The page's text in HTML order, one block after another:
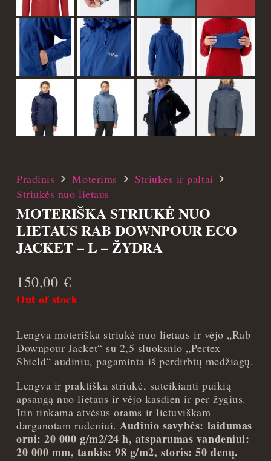
Pradinis Moterims
Striukės ir paltai
Striukės nuo lietaus
MOTERIŠKA STRIUKĖ NUO
LIETAUS RAB DOWNPOUR ECO
JACKET – L – ŽYDRA
150,00 €
Out of stock
Lengva moteriška striukė nuo lietaus ir vėjo „Rab
Downpour Jacket“ su 2,5 sluoksnio „Pertex
Shield“ audiniu, pagaminta iš perdirbtų medžiagų.
Lengva ir praktiška striukė, suteikianti puikią
apsaugą nuo lietaus ir vėjo kasdien ir per žygius.
Itin tinkama atvėsus orams ir lietuviškam
darganotam rudeniui.Audinio savybės: laidumas
orui: 20 000 g/m2/24 h, atsparumas vandeniui:
20 000 mm, tankis: 98 g/m2, storis: 50 denų.